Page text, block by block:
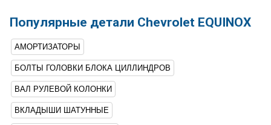
Популярные детали Chevrolet EQUINOX
АМОРТИЗАТОРЫ
БОЛТЫ ГОЛОВКИ БЛОКА ЦИЛЛИНДРОВ
ВАЛ РУЛЕВОЙ КОЛОНКИ
ВКЛАДЫШИ ШАТУННЫЕ